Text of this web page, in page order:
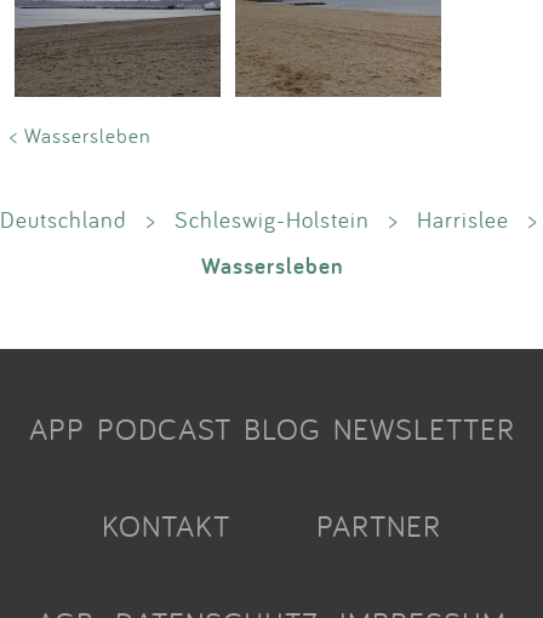
< Wassersleben
Deutschland > Schleswig-Holstein > Harrislee >
Wassersleben
APP PODCAST BLOG NEWSLETTER
KONTAKT PARTNER